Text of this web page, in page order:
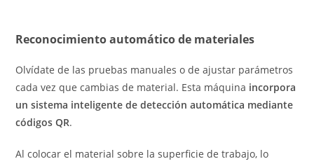
Reconocimiento automático de materiales
Olvídate de las pruebas manuales o de ajustar parámetros
cada vez que cambias de material. Esta máquina incorpora
un sistema inteligente de detección automática mediante
códigos QR.
Al colocar el material sobre la superficie de trabajo, lo